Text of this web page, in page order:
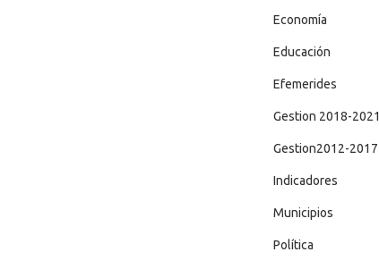
Economía
Educación
Efemerides
Gestion 2018-2021
Gestion2012-2017
Indicadores
Municipios
Política